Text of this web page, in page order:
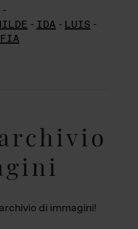
-
- IDA - LUIS -
di immagini!